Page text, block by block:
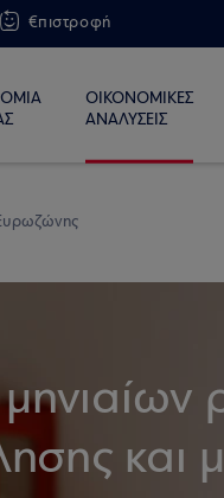
€πιστροφή
ΟΙΚΟΝΟΜΙΚΕΣ
ΑΝΑΛΥΣΕΙΣ
και